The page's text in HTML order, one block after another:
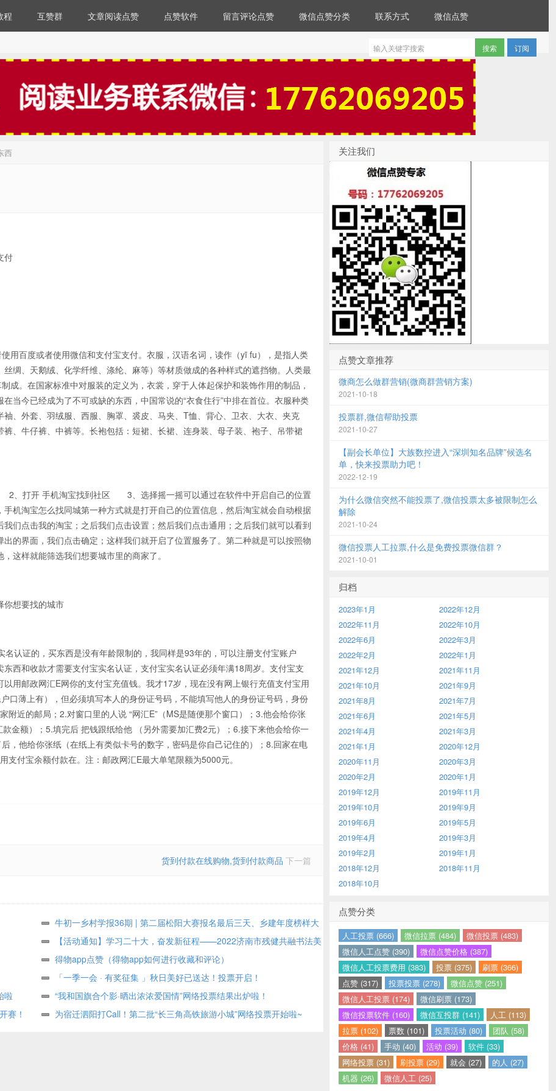
程 互赞群 文章阅读点赞 点赞软件 留言评论点赞 微信点赞分类 联系方式 微信点赞
订阅
西
付
用百度或者使用微信和支付宝支付。衣服，汉语名词，读作（yī fu），是指人类
绸、天鹅绒、化学纤维、涤纶、麻等）等材质做成的各种样式的遮挡物。人类最
成。在国家标准中对服装的定义为，衣裳，穿于人体起保护和装饰作用的制品，
当今已经成为了不可或缺的东西，中国常说的“衣食住行”中排在首位。衣服种类
、外套、羽绒服、西服、胸罩、裘皮、马夹、T恤、背心、卫衣、大衣、夹克
、牛仔裤、中裤等。长袍包括：短裙、长裙、连身装、母子装、袍子、吊带裙
打开 手机淘宝找到社区 3、选择摇一摇可以通过在软件中开启自己的位置
机淘宝怎么找同城第一种方式就是打开自己的位置信息，然后淘宝就会自动根据
们点击我的淘宝；之后我们点击设置；然后我们点击通用；之后我们就可以看到
的界面，我们点击确定；这样我们就开启了位置服务了。第二种就是可以按照物
样就能筛选我们想要城市里的商家了。
你想要找的城市
认证的，买东西是没有年龄限制的，我同样是93年的，可以注册支付宝账户
西和收款才需要支付宝实名认证，支付宝实名认证必须年满18周岁。支付宝支
用邮政网汇E网你的支付宝充值钱。我才17岁，现在没有网上银行充值支付宝用
口薄上有），但必须填写本人的身份证号码，不能填写他人的身份证号码，身份
近的邮局；2.对窗口里的人说 “网汇E”（MS是随便那个窗口）；3.他会给你张
金额）；5.填完后 把钱跟纸给他 （另外需要加汇费2元）；6.接下来他会给你一
，他给你张纸（在纸上有类似卡号的数字，密码是你自己记住的）；8.回家在电
付宝余额付款在。注：邮政网汇E最大单笔限额为5000元。
货到付款在线购物,货到付款商品 下一篇
牛初一乡村学报36期 | 第二届松阳大赛报名最后三天、乡建年度榜样大
众投票进行中
【活动通知】学习二十大，奋发新征程——2022济南市残健共融书法美
术作品展投票评选
得物app点赞（得物app如何进行收藏和评论）
「一季一会 · 有奖征集 」秋日美好已送达！投票开启！
啦
“我和国旗合个影·晒出浓浓爱国情”网络投票结果出炉啦！
赛！
为宿迁泗阳打Call！第二批“长三角高铁旅游小城”网络投票开始啦~
关注我们
点赞文章推荐
微商怎么做群营销(微商群营销方案)
2021-10-18
投票群,微信帮助投票
2021-10-27
【副会长单位】大族数控进入“深圳知名品牌”候选名
单，快来投票助力吧！
2022-12-19
为什么微信突然不能投票了,微信投票太多被限制怎么
解除
2021-10-24
微信投票人工拉票,什么是免费投票微信群？
2021-10-01
归档
2023年1月
2022年12月
2022年11月
2022年10月
2022年6月
2022年3月
2022年2月
2022年1月
2021年12月
2021年11月
2021年10月
2021年9月
2021年8月
2021年7月
2021年6月
2021年5月
2021年4月
2021年3月
2021年1月
2020年12月
2020年11月
2020年3月
2020年2月
2020年1月
2019年12月
2019年11月
2019年10月
2019年9月
2019年6月
2019年5月
2019年4月
2019年3月
2019年2月
2019年1月
2018年12月
2018年11月
2018年10月
点赞分类
人工投票 (666) 微信拉票 (484)
微信投票 (483)
微信人工点赞 (390)
微信点赞价格 (387)
微信人工投票费用 (383)
投票 (375)
刷票 (366)
点赞 (317)
投票投票 (278)
微信点赞 (251)
微信人工投票 (174)
微信刷票 (173)
微信投票软件 (160)
微信互投群 (141)
人工 (113)
拉票 (102)
票数 (101) 投票活动 (80)
团队 (58)
价格 (41)
手动 (40) 活动 (39)
软件 (33)
网络投票 (31)
刷投票 (29) 就会 (27)
的人 (27)
机器 (26)
微信人工 (25)